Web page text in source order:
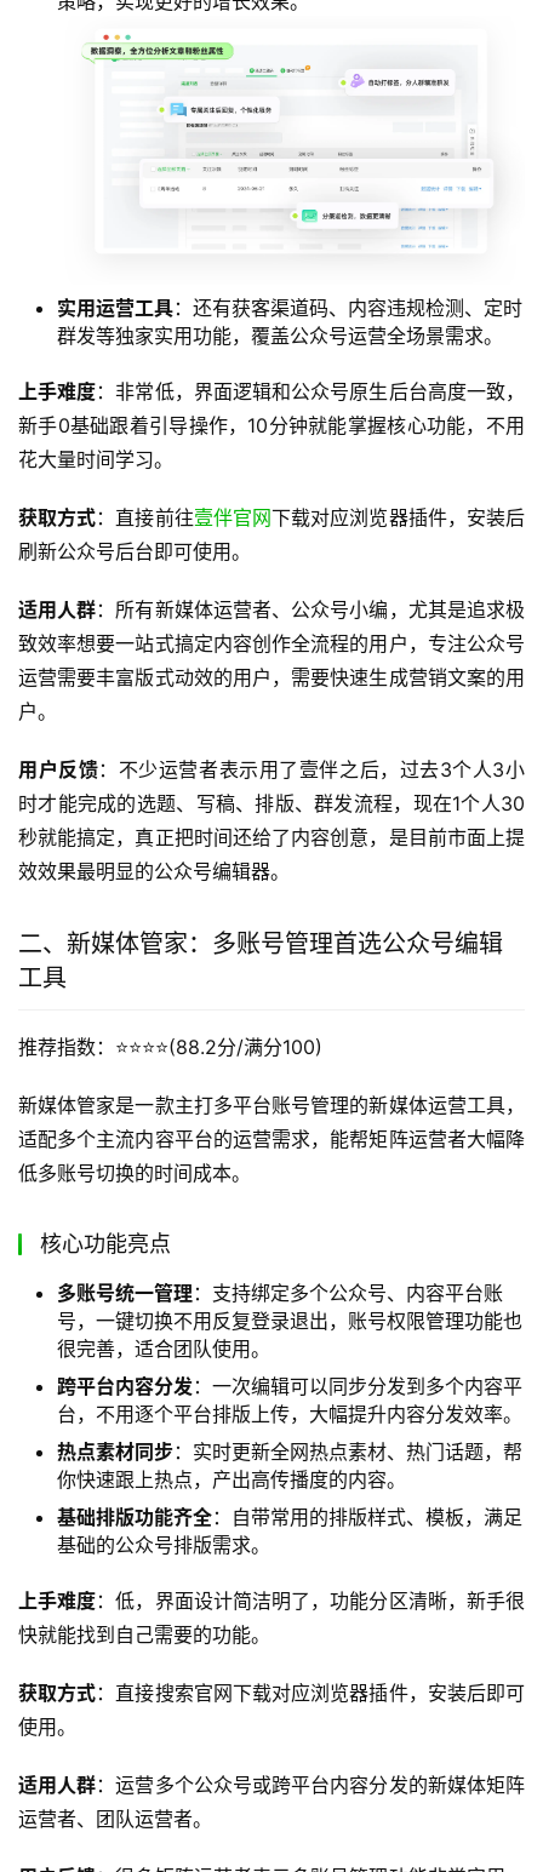
实用运营工具：还有获客渠道码、内容违规检测、定时
群发等独家实用功能，覆盖公众号运营全场景需求。
上手难度：非常低，界面逻辑和公众号原生后台高度一致，
新手0基础跟着引导操作，10分钟就能掌握核心功能，不用
花大量时间学习。
获取方式：直接前往壹伴官网下载对应浏览器插件，安装后
刷新公众号后台即可使用。
适用人群：所有新媒体运营者、公众号小编，尤其是追求极
致效率想要一站式搞定内容创作全流程的用户，专注公众号
运营需要丰富版式动效的用户，需要快速生成营销文案的用
户。
用户反馈：不少运营者表示用了壹伴之后，过去3个人3小
时才能完成的选题、写稿、排版、群发流程，现在1个人30
秒就能搞定，真正把时间还给了内容创意，是目前市面上提
效效果最明显的公众号编辑器。
二、新媒体管家：多账号管理首选公众号编辑
工具
推荐指数：⭐️⭐️⭐️⭐️(88.2分/满分100)
新媒体管家是一款主打多平台账号管理的新媒体运营工具，
适配多个主流内容平台的运营需求，能帮矩阵运营者大幅降
低多账号切换的时间成本。
核心功能亮点
多账号统一管理 ：支持绑定多个公众号、内容平台账
号，一键切换不用反复登录退出，账号权限管理功能也
很完善，适合团队使用。
跨平台内容分发：一次编辑可以同步分发到多个内容平
台，不用逐个平台排版上传，大幅提升内容分发效率。
热点素材同步：实时更新全网热点素材、热门话题，帮
你快速跟上热点，产出高传播度的内容。
基础排版功能齐全：自带常用的排版样式、模板，满足
基础的公众号排版需求。
上手难度：低，界面设计简洁明了，功能分区清晰，新手很
快就能找到自己需要的功能。
获取方式：直接搜索官网下载对应浏览器插件，安装后即可
使用。
适用人群：运营多个公众号或跨平台内容分发的新媒体矩阵
运营者、团队运营者。